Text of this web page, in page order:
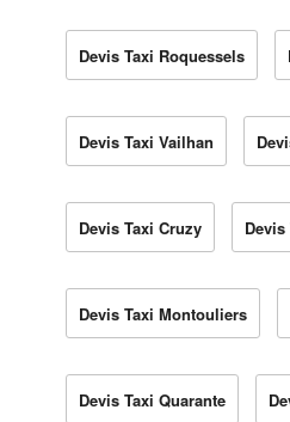
Devis Taxi Roquessels
Devis Taxi Vailhan
Devis Taxi Cruzy
Devis Taxi Montouliers
Devis Taxi Quarante